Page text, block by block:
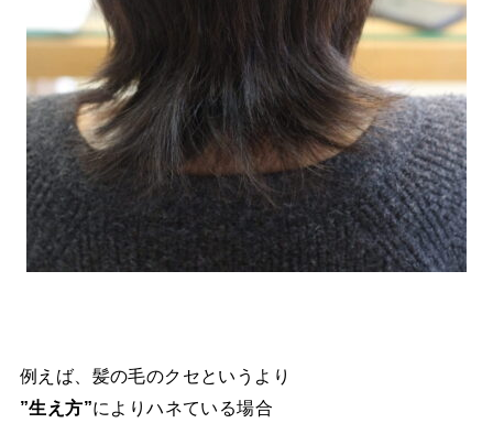
例えば、髪の毛のクセというより
”生え方”によりハネている場合